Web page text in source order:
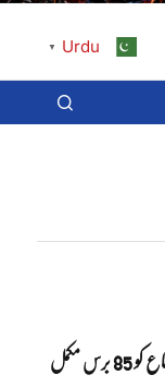
Urdu
▼
مکمل